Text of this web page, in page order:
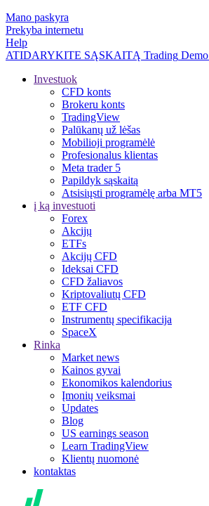
Mano paskyra
Prekyba internetu
Help
ATIDARYKITE SĄSKAITĄ Trading Demo
Investuok
CFD konts
Brokeru konts
TradingView
Palūkanų už lėšas
Mobilioji programėlė
Profesionalus klientas
Meta trader 5
Papildyk sąskaitą
Atsisiųsti programėlę arba MT5
į ką investuoti
Forex
Akcijų
ETFs
Akcijų CFD
Ideksai CFD
CFD žaliavos
Kriptovaliutų CFD
ETF CFD
Instrumentų specifikacija
SpaceX
Rinka
Market news
Kainos gyvai
Ekonomikos kalendorius
Įmonių veiksmai
Updates
Blog
US earnings season
Learn TradingView
Klientų nuomonė
kontaktas